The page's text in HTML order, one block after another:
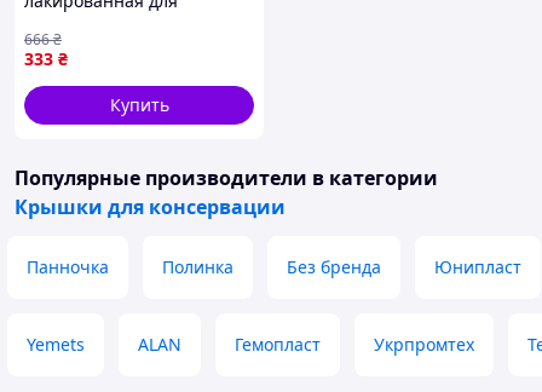
для домашнего
использования
герметичная защита
продуктов
333 ₴
666₴
Купить
Популярные производители в категории
Крышки для консервации
Панночка Полинка Без бренда Юнипласт
Yemets ALAN Гемопласт Укрпромтех